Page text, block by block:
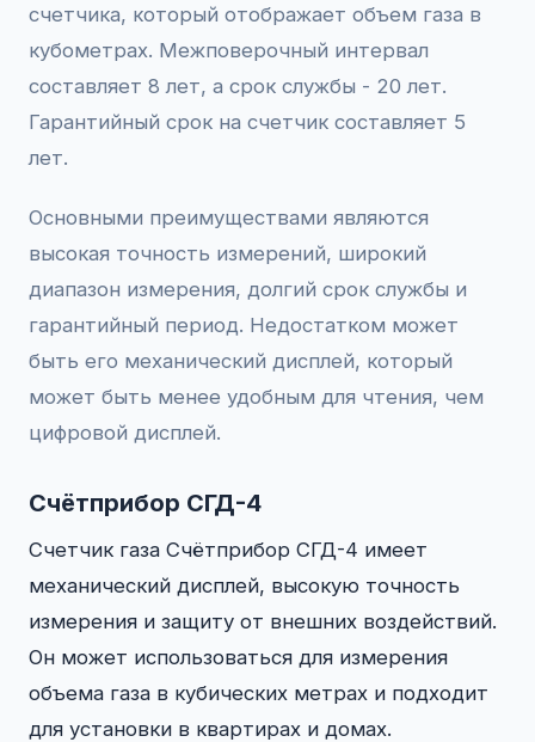
счетчика, который отображает объем газа в
кубометрах. Межповерочный интервал
составляет 8 лет, а срок службы - 20 лет.
Гарантийный срок на счетчик составляет 5
лет.
Основными преимуществами являются
высокая точность измерений, широкий
диапазон измерения, долгий срок службы и
гарантийный период. Недостатком может
быть его механический дисплей, который
может быть менее удобным для чтения, чем
цифровой дисплей.
Счётприбор СГД-4
Счетчик газа Счётприбор СГД-4 имеет
механический дисплей, высокую точность
измерения и защиту от внешних воздействий.
Он может использоваться для измерения
объема газа в кубических метрах и подходит
для установки в квартирах и домах.